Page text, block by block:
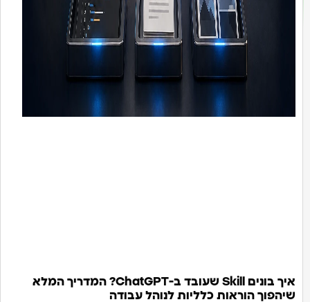
איך בונים Skill שעובד ב-ChatGPT? המדריך המלא
הוראות כלליות לנוהל עבודה